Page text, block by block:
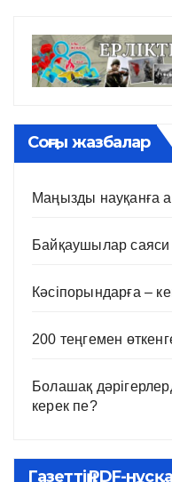
Соңғы жазбалар
Маңызды науқанға
Байқаушылар саяси
Кәсіпорындарға –
200 теңгемен
Болашақ
керек пе?
Газеттің PDF-